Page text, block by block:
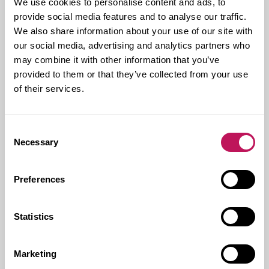
We use cookies to personalise content and ads, to
provide social media features and to analyse our traffic.
We also share information about your use of our site with
our social media, advertising and analytics partners who
may combine it with other information that you’ve
provided to them or that they’ve collected from your use
of their services.
Selection
Necessary
Preferences
Statistics
Marketing
For­sen bi­drar med att stöd­ja
Eg­na­hems­bo­la­gets kvalitets-​...